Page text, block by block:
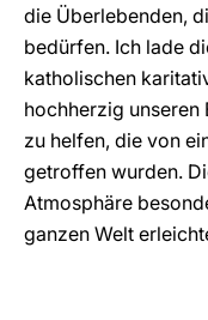
die Überlebenden,
bedürfen. Ich lade
katholischen
hochherzig unseren
zu helfen, die von
getroffen wurden.
Atmosphäre
ganzen Welt